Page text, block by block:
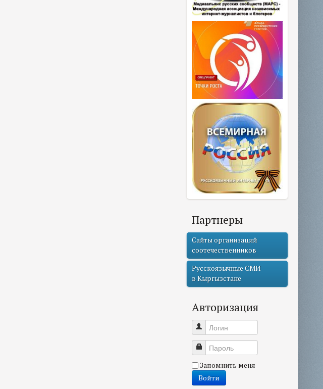
Партнеры
Сайты организаций
соотечественников
Русскоязычные СМИ
в Кыргызстане
Авторизация
Логин
Пароль
Запомнить меня
Войти